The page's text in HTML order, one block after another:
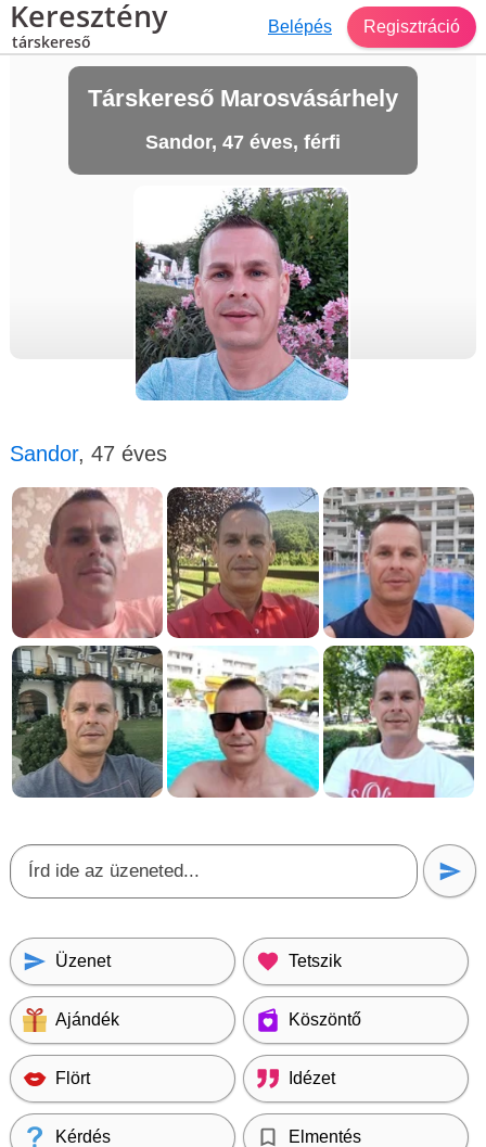
Keresztény
társkereső
Belépés Regisztráció
Társkereső Marosvásárhely
Sandor, 47 éves, férfi
Sandor, 47 éves
Üzenet Tetszik
Ajándék Köszöntő
Flört Idézet
Kérdés Elmentés